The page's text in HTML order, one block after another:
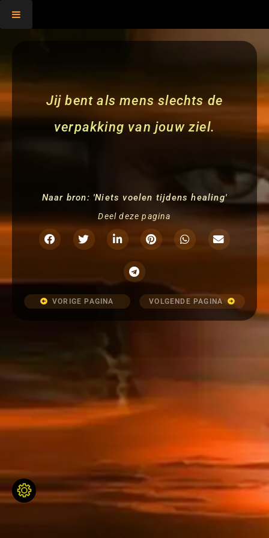
Jij bent als mens slechts de
verpakking van jouw ziel.
Naar bron: 'Niets voelen tijdens healing'
Deel deze pagina
VORIGE PAGINA VOLGENDE PAGINA